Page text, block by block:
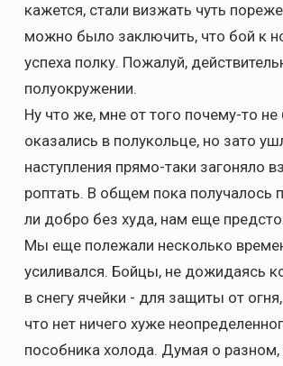
кажется, стали визжать чуть
можно было заключить, что бой к
успеха полку. Пожалуй,
полуокружении.
Ну что же, мне от того почему-то
оказались в полукольце, но зато
наступления прямо-таки загоняло
роптать. В общем пока получалось
ли добро без худа, нам еще
Мы еще полежали несколько
усиливался. Бойцы, не дожидаясь
в снегу ячейки - для защиты от
что нет ничего хуже
пособника холода. Думая о